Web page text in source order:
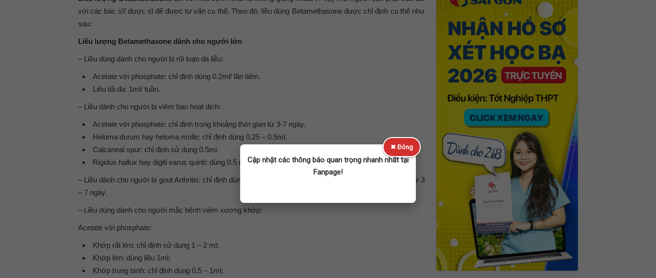
với các bác sĩ/ dược sĩ để được tư vấn cụ thể. Theo đó, liều dùng Betamethasone được chỉ định cụ thể như
sau:
Liều lượng Betamethasone dành cho người lớn
– Liều dùng dành cho người bị rối loạn da liễu:
Acetate với phosphate: chỉ định dùng 0.2ml/ lần tiêm.
Liều tối đa: 1ml/ tuần.
– Liều dành cho người bị viêm bao hoạt dịch:
Acetate với phosphate: chỉ định trong khoảng thời gian từ 3-7 ngày.
Heloma durum hay heloma molle: chỉ định dùng 0.25 – 0.5ml.
Calcaneal spur: chỉ định sử dụng 0.5ml.
Rigidus hallux hay digiti varus quinti: dùng 0.5 ml.
– Liều dành cho người bị gout Arthritis: chỉ định dùng 0.5 – 1ml ở vùng chân bị ảnh hưởng trong thời gian từ 3
– 7 ngày.
– Liều dùng dành cho người mắc bệnh viêm xương khớp:
Acetate với phosphate:
Khớp rất lớn: chỉ định sử dụng 1 – 2 ml;
Khớp lớn: dùng liều 1ml;
Khớp trung bình: chỉ định dùng 0.5 – 1ml;
✖ Đóng
Cập nhật các thông báo quan trọng nhanh nhất tại
Fanpage!